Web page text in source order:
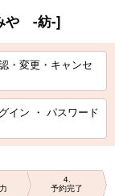
や -紡-]
・変更・キャンセ
イン ・ パスワード
4
予約完了